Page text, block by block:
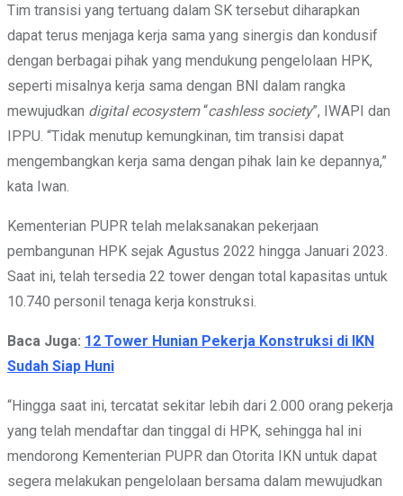
Tim transisi yang tertuang dalam SK tersebut diharapkan
dapat terus menjaga kerja sama yang sinergis dan kondusif
dengan berbagai pihak yang mendukung pengelolaan HPK,
seperti misalnya kerja sama dengan BNI dalam rangka
mewujudkan digital ecosystem“cashless society”, IWAPI dan
IPPU. “Tidak menutup kemungkinan, tim transisi dapat
mengembangkan kerja sama dengan pihak lain ke depannya,”
kata Iwan.
Kementerian PUPR telah melaksanakan pekerjaan
pembangunan HPK sejak Agustus 2022 hingga Januari 2023.
Saat ini, telah tersedia 22 tower dengan total kapasitas untuk
10.740 personil tenaga kerja konstruksi.
Baca Juga: 12 Tower Hunian Pekerja Konstruksi di IKN
Sudah Siap Huni
“Hingga saat ini, tercatat sekitar lebih dari 2.000 orang pekerja
yang telah mendaftar dan tinggal di HPK, sehingga hal ini
mendorong Kementerian PUPR dan Otorita IKN untuk dapat
segera melakukan pengelolaan bersama dalam mewujudkan